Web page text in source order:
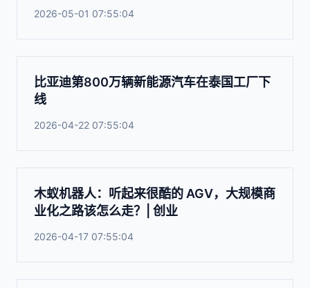
2026-05-01 07:55:04
比亚迪第800万辆新能源汽车在泰国工厂下
线
2026-04-22 07:55:04
木蚁机器人：听起来很酷的 AGV，大规模商
业化之路该怎么走？| 创业
2026-04-17 07:55:04